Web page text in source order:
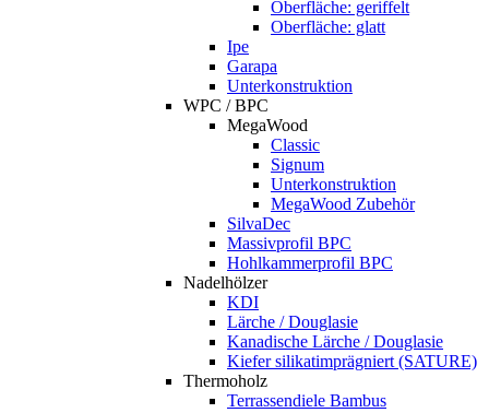
Oberfläche: geriffelt
Oberfläche: glatt
Ipe
Garapa
Unterkonstruktion
WPC / BPC
MegaWood
Classic
Signum
Unterkonstruktion
MegaWood Zubehör
SilvaDec
Massivprofil BPC
Hohlkammerprofil BPC
Nadelhölzer
KDI
Lärche / Douglasie
Kanadische Lärche / Douglasie
Kiefer silikatimprägniert (SATURE)
Thermoholz
Terrassendiele Bambus